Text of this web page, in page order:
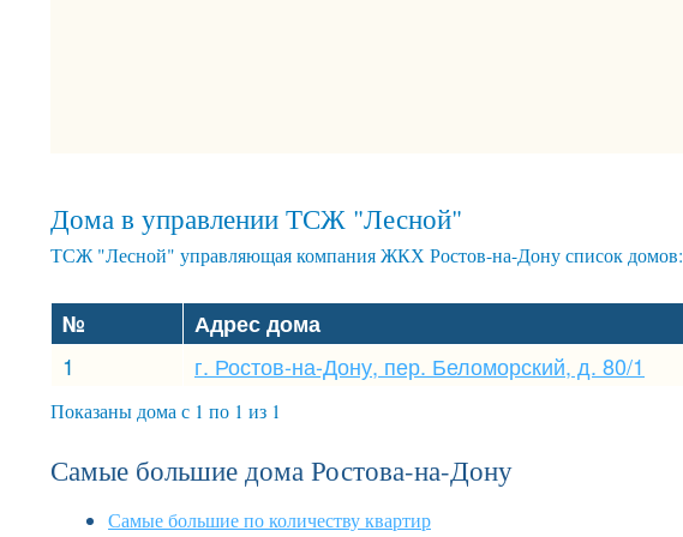
Дома в управлении ТСЖ "Лесной"
ТСЖ "Лесной" управляющая компания ЖКХ Ростов-на-Дону список домов:
№
Адрес дома
1
г. Ростов-на-Дону, пер. Беломорский, д. 80/1
Показаны дома с 1 по 1 из 1
Самые большие дома Ростова-на-Дону
Самые большие по количеству квартир